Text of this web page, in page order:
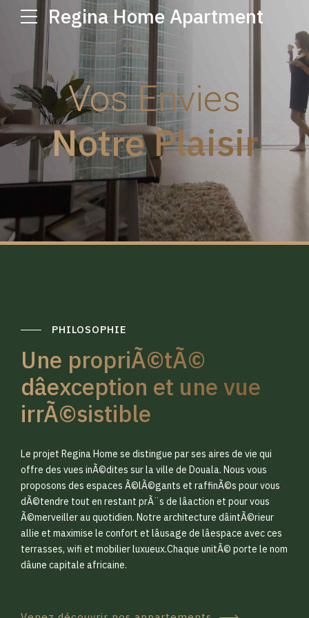
Regina Home Apartment
Vos Envies
Notre Plaisir
PHILOSOPHIE
Une propriÃ©tÃ©
dâexception et une vue
irrÃ©sistible
Le projet Regina Home se distingue par ses aires de vie qui
offre des vues inÃ©dites sur la ville de Douala. Nous vous
proposons des espaces Ã©lÃ©gants et raffinÃ©s pour vous
dÃ©tendre tout en restant prÃ¨s de lâaction et pour vous
Ã©merveiller au quotidien. Notre architecture dâintÃ©rieur
allie et maximise le confort et lâusage de lâespace avec ces
terrasses, wifi et mobilier luxueux.Chaque unitÃ© porte le nom
dâune capitale africaine.
0
1
2
3
0
1
2
3